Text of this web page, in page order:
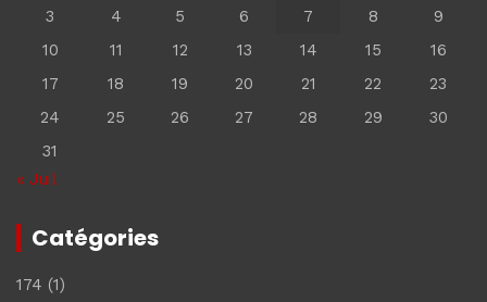
3
4 5 6 7 8
9
10
11 12 13 14 15
16
17
18 19 20 21 22
23
24
25 26 27 28 29
30
31
« Juil
Catégories
174 (1)